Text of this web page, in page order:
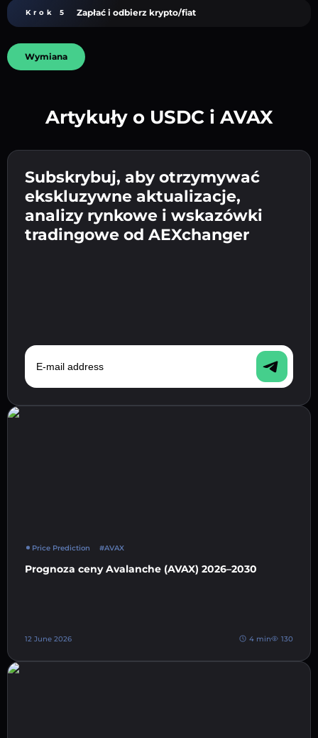
Wpisz adres swojego portfela
kryptowalutowego 👉 przejdź do następnego
kroku.
Potwierdź swoją tożsamość 👉 przejdź do
ostatniego kroku.
Krok 5 Zapłać i odbierz krypto/fiat
Wyślij depozyt 👉 odbierz kryptowalutę lub
walutę fiat w swoim portfelu.
Wymiana
Artykuły o USDC i AVAX
Subskrybuj, aby otrzymywać
ekskluzywne aktualizacje,
analizy rynkowe i wskazówki
tradingowe od AEXchanger
E-mail address
Price Prediction #AVAX
Prognoza ceny Avalanche (AVAX) 2026–2030
12 June 2026 4 min 130